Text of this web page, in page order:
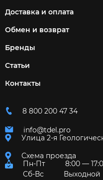
Доставка и оплата
Обмен и возврат
Бренды
Статьи
Контакты
8 800 200 47 34
info@tdel.pro
Улица 2-я
Схема проезда
Пн-Пт
8:00 —
Сб-Вс
Выходной